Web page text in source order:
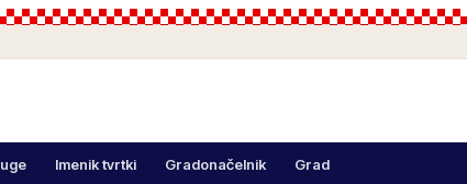
Imenik tvrtki Gradonačelnik Grad